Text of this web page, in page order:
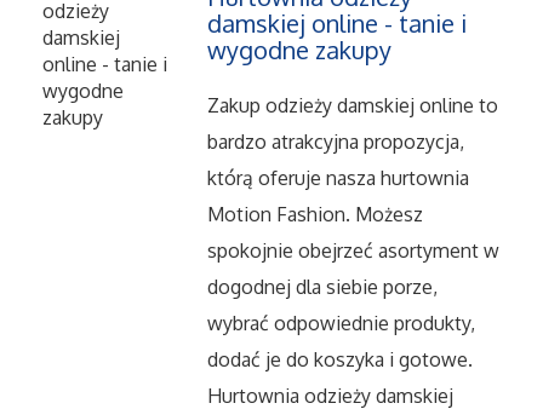
Zajęcia Sportowe i Rekreacyjne
Serwis
Informatyczne
Fotografia
Adwokaci, Porady Prawne
damskiej online - tanie i
wygodne zakupy
Zakup odzieży damskiej online to
bardzo atrakcyjna propozycja,
którą oferuje nasza hurtownia
Motion Fashion. Możesz
spokojnie obejrzeć asortyment w
dogodnej dla siebie porze,
wybrać odpowiednie produkty,
dodać je do koszyka i gotowe.
Hurtownia odzieży damskiej